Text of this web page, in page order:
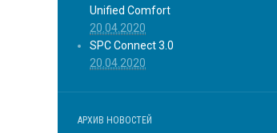
Unified Comfort
20.04.2020
SPC Connect 3.0
20.04.2020
АРХИВ НОВОСТЕЙ